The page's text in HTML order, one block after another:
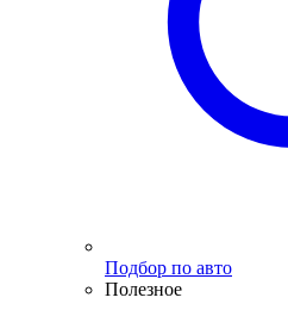
Подбор по авто
Полезное